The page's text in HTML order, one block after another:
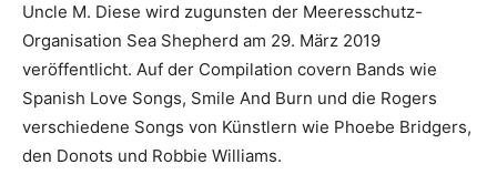
Uncle M. Diese wird zugunsten der Meeresschutz-
Organisation Sea Shepherd am 29. März 2019
veröffentlicht. Auf der Compilation covern Bands wie
Spanish Love Songs, Smile And Burn und die Rogers
verschiedene Songs von Künstlern wie Phoebe Bridgers,
den Donots und Robbie Williams.